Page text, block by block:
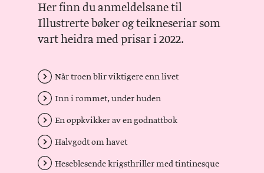
Her finn du anmeldelsane til
Illustrerte bøker og teikneseriar som
vart heidra med prisar i 2022.
Når troen blir viktigere enn livet
Inn i rommet, under huden
En oppkvikker av en godnattbok
Halvgodt om havet
Heseblesende krigsthriller med tintinesque